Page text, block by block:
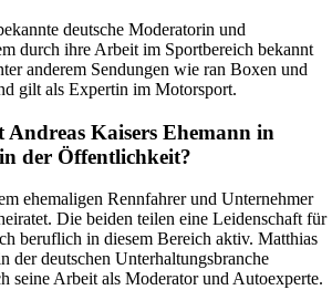
deutsche Moderatorin und
durch ihre Arbeit im Sportbereich bekannt
anderem Sendungen wie ran Boxen und
gilt als Expertin im Motorsport.
Andreas Kaisers Ehemann in
der Öffentlichkeit?
ehemaligen Rennfahrer und Unternehmer
Die beiden teilen eine Leidenschaft für
beruflich in diesem Bereich aktiv. Matthias
der deutschen Unterhaltungsbranche
seine Arbeit als Moderator und Autoexperte.